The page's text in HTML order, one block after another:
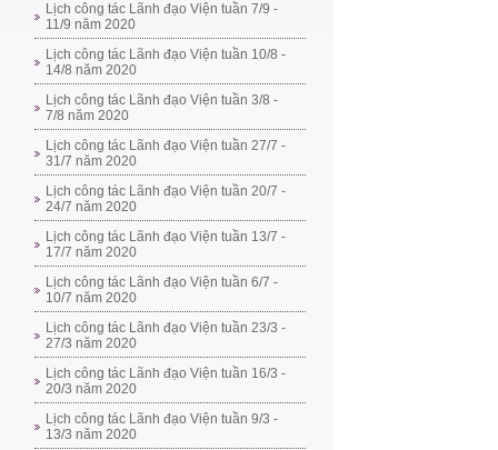
Lịch công tác Lãnh đạo Viện tuần 7/9 -
11/9 năm 2020
Lịch công tác Lãnh đạo Viện tuần 10/8 -
14/8 năm 2020
Lịch công tác Lãnh đạo Viện tuần 3/8 -
7/8 năm 2020
Lịch công tác Lãnh đạo Viện tuần 27/7 -
31/7 năm 2020
Lịch công tác Lãnh đạo Viện tuần 20/7 -
24/7 năm 2020
Lịch công tác Lãnh đạo Viện tuần 13/7 -
17/7 năm 2020
Lịch công tác Lãnh đạo Viện tuần 6/7 -
10/7 năm 2020
Lịch công tác Lãnh đạo Viện tuần 23/3 -
27/3 năm 2020
Lịch công tác Lãnh đạo Viện tuần 16/3 -
20/3 năm 2020
Lịch công tác Lãnh đạo Viện tuần 9/3 -
13/3 năm 2020